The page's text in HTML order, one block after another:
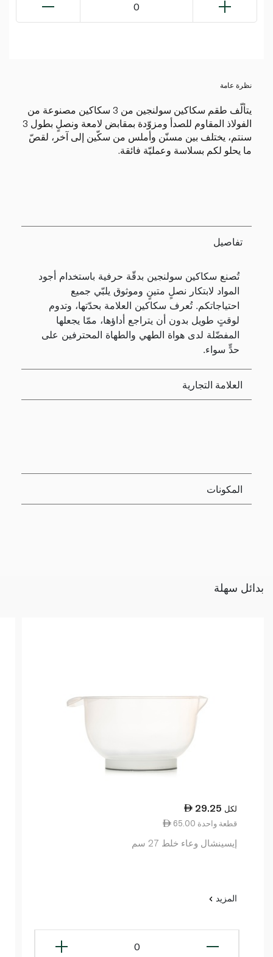
0
نظرة عامة
يتألّف طقم سكاكين سولنجين من 3 سكاكين مصنوعة من
الفولاذ المقاوم للصدأ ومزوّدة بمقابض لامعة ونصلٍ بطول 3
سنتم، يختلف بين مسنّن وأملس من سكّين إلى آخر، لقصّ
ما يحلو لكم بسلاسة وعمليّة فائقة.
تفاصيل
تُصنع سكاكين سولنجين بدقّة حرفية باستخدام أجود
المواد لابتكار نصلٍ متينٍ وموثوق يلبّي جميع
احتياجاتكم. تُعرف سكاكين العلامة بحدّتها، وتدوم
لوقتٍ طويل بدون أن يتراجع أداؤها، ممّا يجعلها
المفضّلة لدى هواة الطهي والطهاة المحترفين على
حدٍّ سواء.
العلامة التجارية
المكونات
بدائل سهلة
29.25 لكل
65.00 قطعة واحدة
إيسينشال وعاء خلط 27 سم
المزيد
0